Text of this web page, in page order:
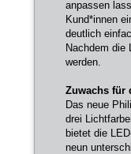
anpassen
Kund*innen
deutlich
Nachdem die
werden.
Zuwachs für
Das neue
drei
bietet die
neun